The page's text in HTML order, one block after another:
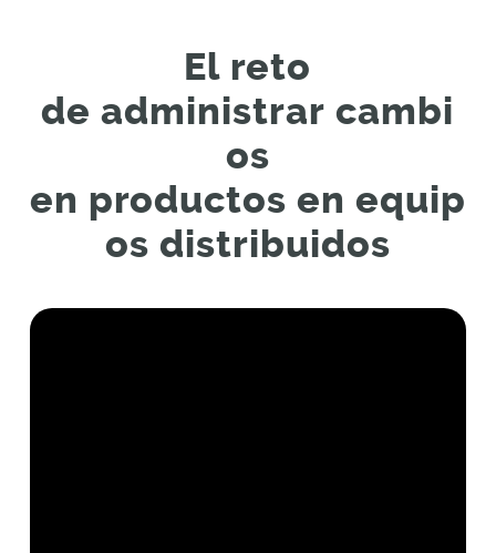
El reto
deadministrarcambi
os
en productos en equip
os distribuidos